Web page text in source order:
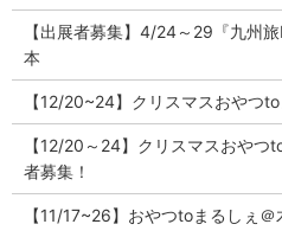
【出展者募集】4/24～29『九州
本
【12/20~24】クリスマスおやつ
【12/20～24】クリスマスおや
者募集！
【11/17~26】おやつtoまるしぇ